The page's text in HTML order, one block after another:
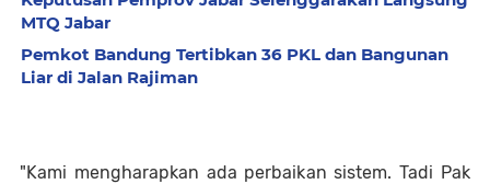
MTQ Jabar
Pemkot Bandung Tertibkan 36 PKL dan Bangunan
Liar di Jalan Rajiman
"Kami mengharapkan ada perbaikan sistem. Tadi Pak